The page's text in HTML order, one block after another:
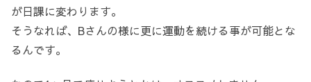
が日課に変わります。
そうなれば、Bさんの様に更に運動を続ける事が可能とな
るんです。